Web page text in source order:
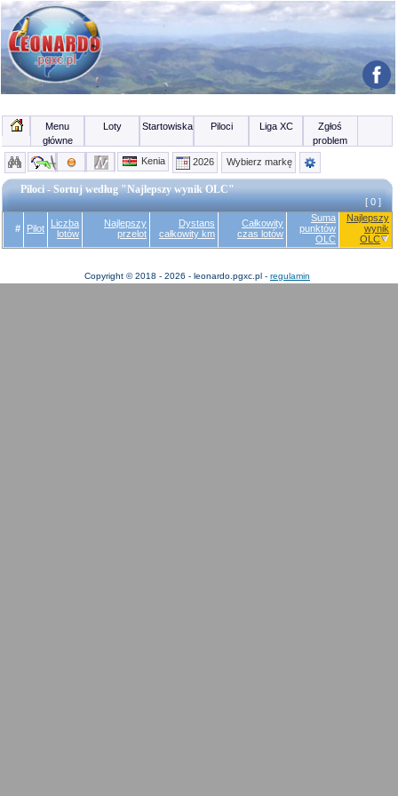
Menu
główne
Loty Startowiska Piloci Liga XC
Zgłoś
problem
Kenia
2026 Wybierz markę
Piloci - Sortuj według "Najlepszy wynik OLC"
[ 0 ]
# Pilot
Liczba
lotów
Najlepszy
przelot
Dystans
całkowity km
Całkowity
czas lotów
Suma
punktów
OLC
Najlepszy
wynik
OLC
Copyright © 2018 - 2026 - leonardo.pgxc.pl - regulamin